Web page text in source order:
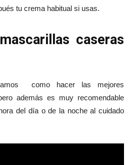
tu crema habitual si usas.
caseras
como hacer las mejores
además es muy recomendable
del día o de la noche al cuidado